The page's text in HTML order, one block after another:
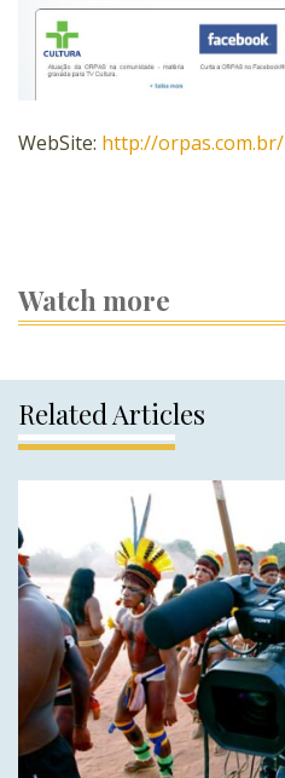
WebSite: http://orpas.com.br/
Watch more
Related Articles